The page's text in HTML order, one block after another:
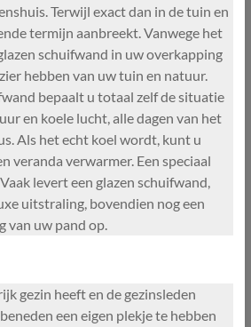
Terwijl exact dan in de tuin en
termijn aanbreekt. Vanwege het
schuifwand in uw overkapping
hebben van uw tuin en natuur.
bepaalt u totaal zelf de situatie
en koele lucht, alle dagen van het
Als het echt koel wordt, kunt u
veranda verwarmer. Een speciaal
levert een glazen schuifwand,
uitstraling, bovendien nog een
van uw pand op.
gezin heeft en de gezinsleden
een eigen plekje te hebben